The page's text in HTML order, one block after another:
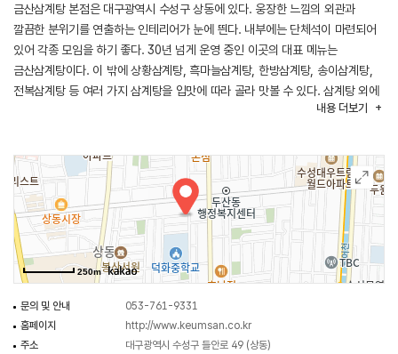
금산삼계탕 본점은 대구광역시 수성구 상동에 있다. 웅장한 느낌의 외관과
깔끔한 분위기를 연출하는 인테리어가 눈에 띈다. 내부에는 단체석이 마련되어
있어 각종 모임을 하기 좋다. 30년 넘게 운영 중인 이곳의 대표 메뉴는
금산삼계탕이다. 이 밖에 상황삼계탕, 흑마늘삼계탕, 한방삼계탕, 송이삼계탕,
전복삼계탕 등 여러 가지 삼계탕을 입맛에 따라 골라 맛볼 수 있다. 삼계탕 외에
전기통닭, 똥집볶음, 고디탕 등도 준비되어 있다. 파동 IC에서 가깝고, 주변에
중국관광객우수전문식당이다.
내용 더보기
250m
문의 및 안내
053-761-9331
홈페이지
http://www.keumsan.co.kr
주소
대구광역시 수성구 들안로 49 (상동)